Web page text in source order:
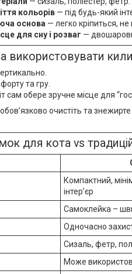
кольорів — під будь-який
основа — легко кріпиться, не
для сну і розваг —
використовувати
та гру.
сам обере зручне місце для
очистіть та
для кота vs
Компактний,
інтер’єр
Самоклейка –
Одночасно
Сизаль, фетр,
Може